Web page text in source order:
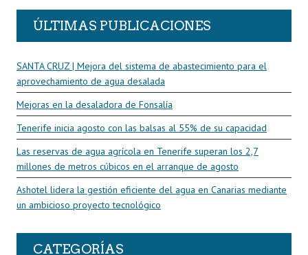
ÚLTIMAS PUBLICACIONES
SANTA CRUZ | Mejora del sistema de abastecimiento para el
aprovechamiento de agua desalada
Mejoras en la desaladora de Fonsalía
Tenerife inicia agosto con las balsas al 55% de su capacidad
Las reservas de agua agrícola en Tenerife superan los 2,7
millones de metros cúbicos en el arranque de agosto
Ashotel lidera la gestión eficiente del agua en Canarias mediante
un ambicioso proyecto tecnológico
CATEGORÍAS